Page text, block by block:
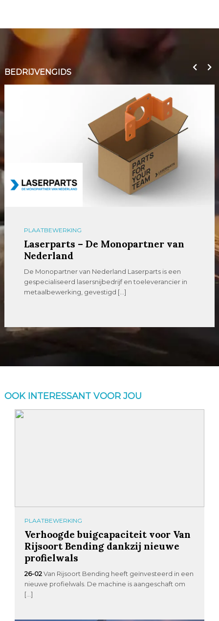
BEDRIJVENGIDS
PLAATBEWERKING
Laserparts – De Monopartner van
Nederland
De Monopartner van Nederland Laserparts is een
gespecialiseerd lasersnijbedrijf en toeleverancier in
metaalbewerking, gevestigd […]
OOK INTERESSANT VOOR JOU
PLAATBEWERKING
Verhoogde buigcapaciteit voor Van
Rijsoort Bending dankzij nieuwe
profielwals
26-02 Van Rijsoort Bending heeft geïnvesteerd in een
nieuwe profielwals. De machine is aangeschaft om
[…]